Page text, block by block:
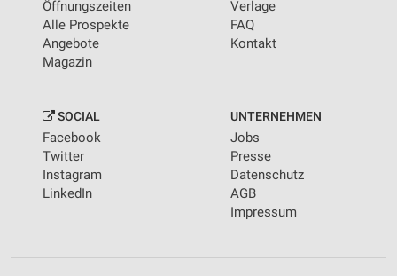
Öffnungszeiten
Alle Prospekte
Angebote
Magazin
Verlage
FAQ
Kontakt
SOCIAL
Facebook
Twitter
Instagram
LinkedIn
UNTERNEHMEN
Jobs
Presse
Datenschutz
AGB
Impressum